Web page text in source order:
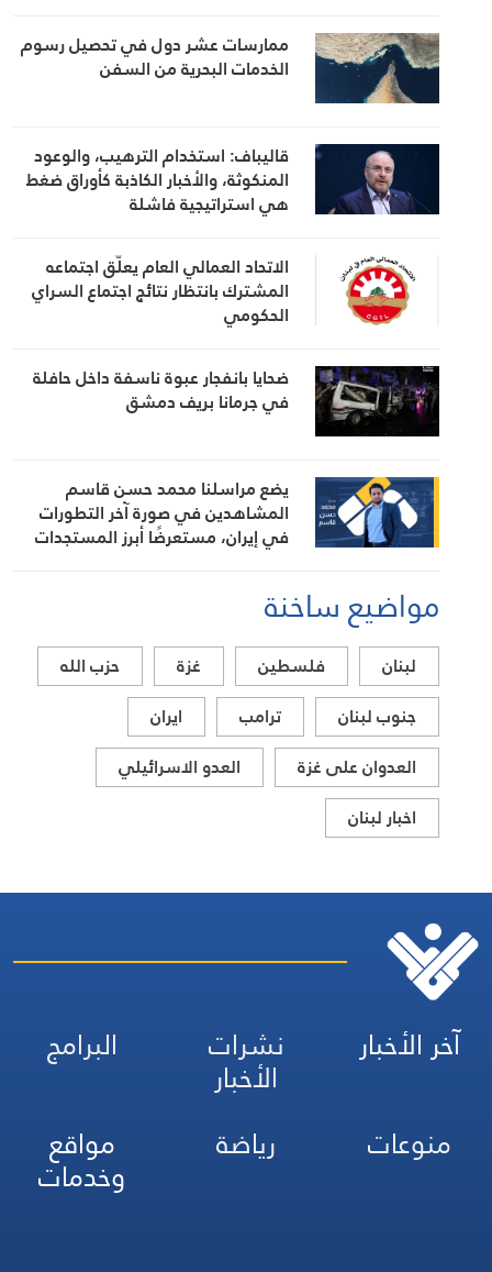
ممارسات عشر دول في تحصيل رسوم
الخدمات البحرية من السفن
قاليباف: استخدام الترهيب، والوعود
المنكوثة، والأخبار الكاذبة كأوراق ضغط
هي استراتيجية فاشلة
الاتحاد العمالي العام يعلّق اجتماعه
المشترك بانتظار نتائج اجتماع السراي
الحكومي
ضحايا بانفجار عبوة ناسفة داخل حافلة
في جرمانا بريف دمشق
يضع مراسلنا محمد حسن قاسم
المشاهدين في صورة آخر التطورات
في إيران، مستعرضًا أبرز المستجدات
التطورات ذات الصلة بالشأنين الداخليمواضيع ساخنة
لبنان فلسطين غزة
حزب الله
جنوب لبنان
ترامب
ايران
العدوان على غزة
العدو الاسرائيلي
اخبار لبنان
آخر الأخبار نشرات
الأخبار
البرامج
منوعات
رياضة مواقع
وخدمات